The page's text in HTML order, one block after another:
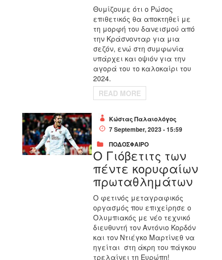
Θυμίζουμε ότι ο Ρώσος
επιθετικός θα αποκτηθεί με
τη μορφή του δανεισμού από
την Κράσνονταρ για μια
σεζόν, ενώ στη συμφωνία
υπάρχει και οψιόν για την
αγορά του το καλοκαίρι του
2024.
READ MORE
Κώστας Παλαιολόγος
7 September, 2023 - 15:59
ΠΟΔΟΣΦΑΙΡΟ
Ο Γιόβετιτς των
πέντε κορυφαίων
πρωταθλημάτων
Ο φετινός μεταγραφικός
οργασμός που επιχείρησε ο
Ολυμπιακός με νέο τεχνικό
διευθυντή τον Αντόνιο Κορδόν
και τον Ντιέγκο Μαρτίνεθ να
ηγείται στη άκρη του πάγκου
τρελαίνει τη Ευρώπη!